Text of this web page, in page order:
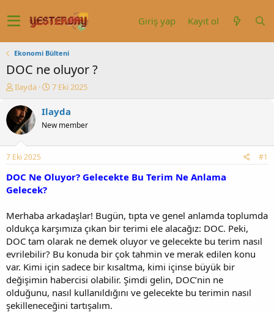
Giriş yap Kayıt ol
Ekonomi Bülteni
DOC ne oluyor ?
K
n
u
y
b
a
ş
a
a
n
Ilayda
B
ş
a
ç
i
h
i
7 Eki 2025
Ilayda
New member
7 Eki 2025 #1
DOC Ne Oluyor? Gelecekte Bu Terim Ne Anlama
Gelecek?
Merhaba arkadaşlar! Bugün, tıpta ve genel anlamda toplumda
oldukça karşımıza çıkan bir terimi ele alacağız: DOC. Peki,
DOC tam olarak ne demek oluyor ve gelecekte bu terim nasıl
evrilebilir? Bu konuda bir çok tahmin ve merak edilen konu
var. Kimi için sadece bir kısaltma, kimi içinse büyük bir
değişimin habercisi olabilir. Şimdi gelin, DOC’nin ne
olduğunu, nasıl kullanıldığını ve gelecekte bu terimin nasıl
şekilleneceğini tartışalım.